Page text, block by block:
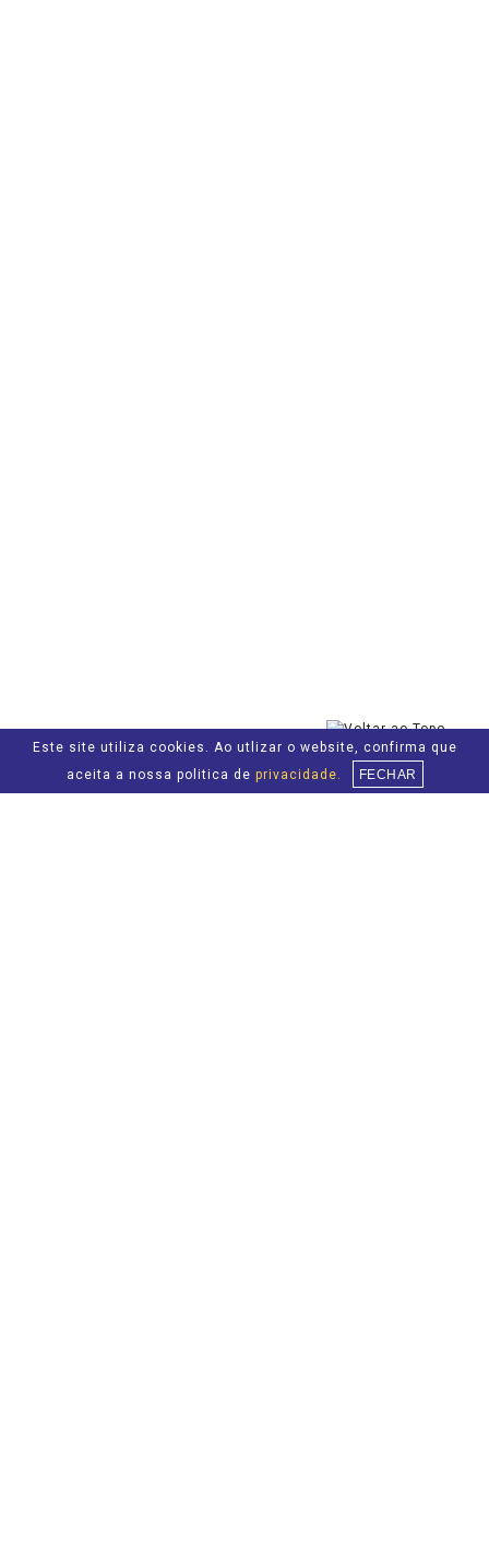
Este site utiliza cookies. Ao utlizar o website, confirma que
aceita a nossa politica de privacidade. FECHAR